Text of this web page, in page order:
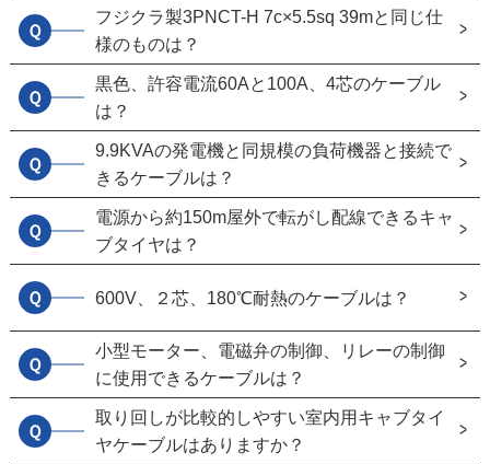
Ｑ
フジクラ製3PNCT-H 7c×5.5sq 39mと同じ仕
様のものは？
Ｑ
黒色、許容電流60Aと100A、4芯のケーブル
は？
Ｑ
9.9KVAの発電機と同規模の負荷機器と接続で
きるケーブルは？
Ｑ
電源から約150m屋外で転がし配線できるキャ
ブタイヤは？
Ｑ 600V、２芯、180℃耐熱のケーブルは？
Ｑ
小型モーター、電磁弁の制御、リレーの制御
に使用できるケーブルは？
Ｑ
取り回しが比較的しやすい室内用キャブタイ
ヤケーブルはありますか？